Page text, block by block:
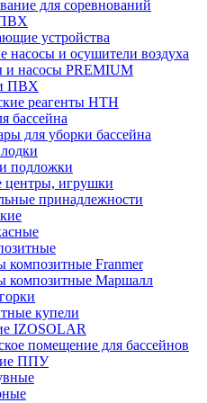
для соревнований
устройства
насосы и осушители воздуха
и насосы PREMIUM
ПВХ
реагенты HTH
бассейна
для уборки бассейна
подложки
центры, игрушки
принадлежности
композитные Franmer
композитные Маршалл
купели
IZOSOLAR
помещение для бассейнов
ППУ